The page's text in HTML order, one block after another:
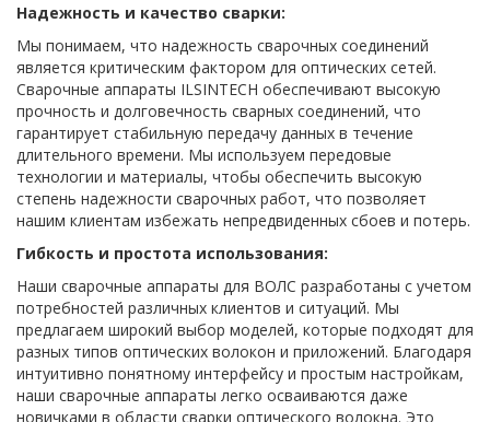
Надежность и качество сварки:
Мы понимаем, что надежность сварочных соединений
является критическим фактором для оптических сетей.
Сварочные аппараты ILSINTECH обеспечивают высокую
прочность и долговечность сварных соединений, что
гарантирует стабильную передачу данных в течение
длительного времени. Мы используем передовые
технологии и материалы, чтобы обеспечить высокую
степень надежности сварочных работ, что позволяет
нашим клиентам избежать непредвиденных сбоев и потерь.
Гибкость и простота использования:
Наши сварочные аппараты для ВОЛС разработаны с учетом
потребностей различных клиентов и ситуаций. Мы
предлагаем широкий выбор моделей, которые подходят для
разных типов оптических волокон и приложений. Благодаря
интуитивно понятному интерфейсу и простым настройкам,
наши сварочные аппараты легко осваиваются даже
новичками в области сварки оптического волокна. Это